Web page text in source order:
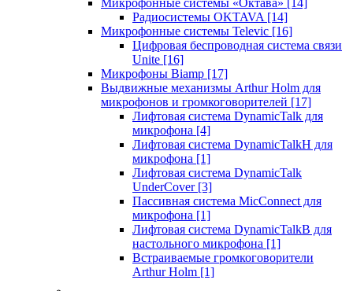
Микрофонные системы «Октава» [14]
Радиосистемы OKTAVA [14]
Микрофонные системы Televic [16]
Цифровая беспроводная система связи
Unite [16]
Микрофоны Biamp [17]
Выдвижные механизмы Arthur Holm для
микрофонов и громкоговорителей [17]
Лифтовая система DynamicTalk для
микрофона [4]
Лифтовая система DynamicTalkH для
микрофона [1]
Лифтовая система DynamicTalk
UnderCover [3]
Пассивная система MicConnect для
микрофона [1]
Лифтовая система DynamicTalkB для
настольного микрофона [1]
Встраиваемые громкоговорители
Arthur Holm [1]